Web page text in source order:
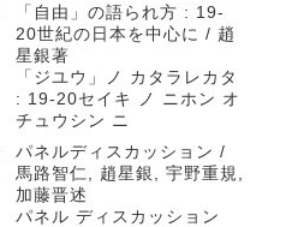
「自由」の語られ方 : 19-
20世紀の日本を中心に / 趙
星銀著
「ジユウ」ノ カタラレカタ
: 19-20セイキ ノ ニホン オ
チュウシン ニ
パネルディスカッション /
馬路智仁, 趙星銀, 宇野重規,
加藤晋述
パネル ディスカッション